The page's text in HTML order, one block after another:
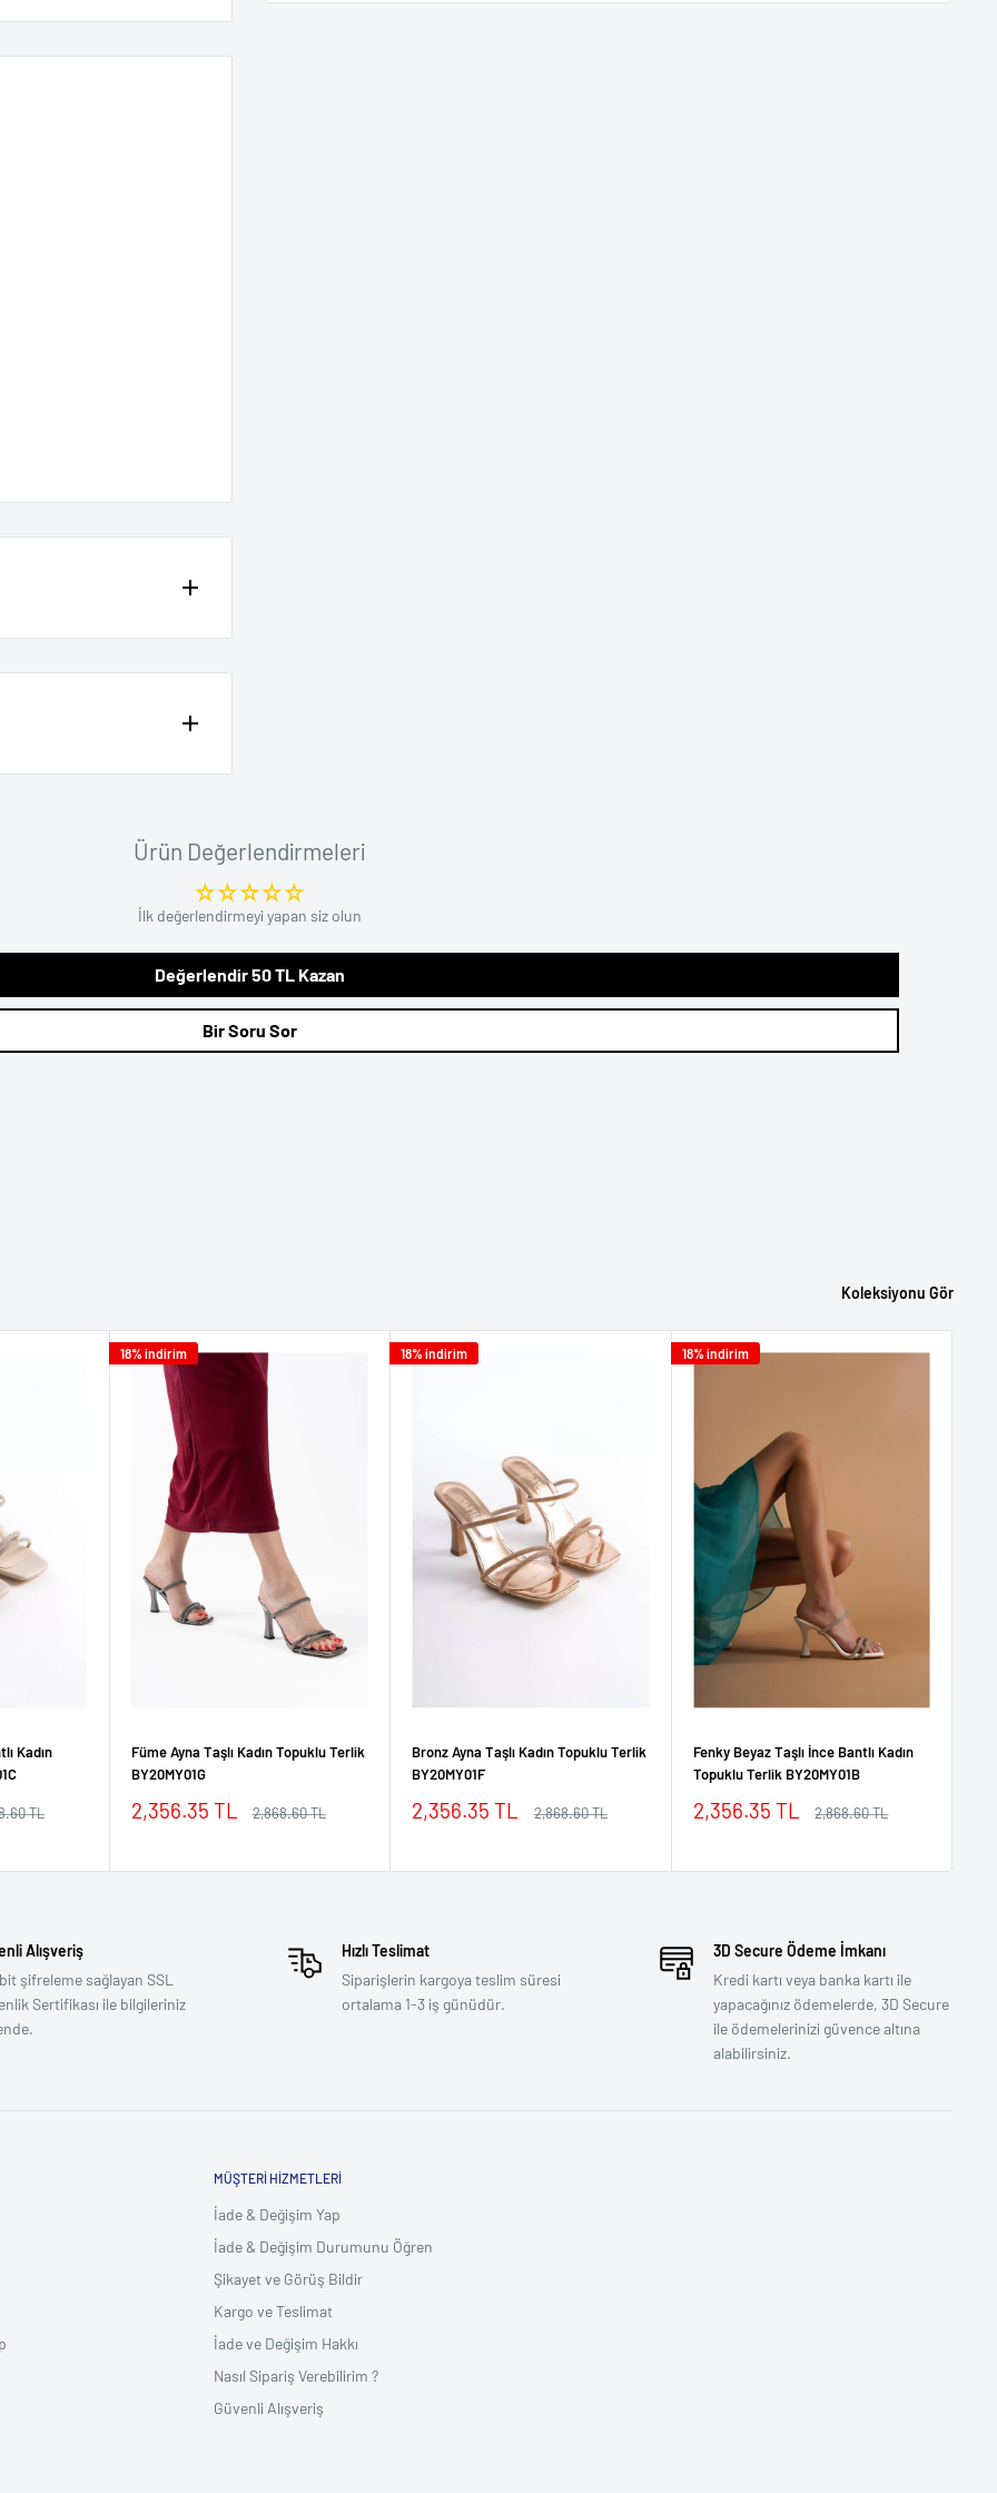
yoğunluğuna bağlı olarak 1
numarası ile hepsijet
altına alınarak
bölümünden talep açarak
işlemi gerçekleştirilir.
Getcho tarafından
Ürün Değerlendirmeleri
İlk değerlendirmeyi yapan siz olun
Değerlendir 50 TL Kazan
Bir Soru Sor
Koleksiyonu Gör
Kadın
TL
18% indirim
Füme Ayna Taşlı Kadın Topuklu Terlik
BY20MY01G
İndirimli
2,356.35 TL
Normal
2,868.60 TL
18% indirim
Bronz Ayna Taşlı Kadın Topuklu Terlik
BY20MY01F
İndirimli
2,356.35 TL
Normal
2,868.60 TL
18% indirim
Fenky Beyaz Taşlı İnce Bantlı Kadın
Topuklu Terlik BY20MY01B
İndirimli
2,356.35 TL
Normal
2,868.60 TL
Alışveriş
şifreleme sağlayan SSL
Sertifikası ile bilgileriniz
Hızlı Teslimat
Siparişlerin kargoya teslim süresi
ortalama 1-3 iş günüdür.
3D Secure Ödeme İmkanı
Kredi kartı veya banka kartı ile
yapacağınız ödemelerde, 3D Secure
ile ödemelerinizi güvence altına
alabilirsiniz.
MÜŞTERI HIZMETLERI
İade & Değişim Yap
İade & Değişim Durumunu Öğren
Şikayet ve Görüş Bildir
Kargo ve Teslimat
İade ve Değişim Hakkı
Nasıl Sipariş Verebilirim ?
Güvenli Alışveriş